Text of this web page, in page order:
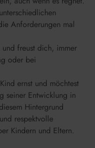
Anforderungen mal
freust dich, immer
oder bei
ernst und möchtest
seiner Entwicklung in
Hintergrund
respektvolle
Kindern und Eltern.